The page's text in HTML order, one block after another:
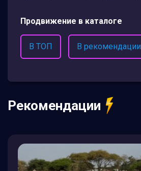
Продвижение в каталоге
В ТОП В рекомендации
Рекомендации